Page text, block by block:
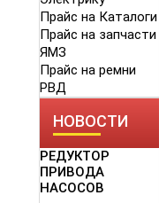
Прайс на Каталоги
Прайс на запчасти
ЯМЗ
Прайс на ремни
РВД
НОВОСТИ
РЕДУКТОР
ПРИВОДА
НАСОСОВ